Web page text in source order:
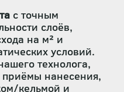
с точным
слоёв,
на м² и
условий.
технолога,
нанесения,
кельмой и